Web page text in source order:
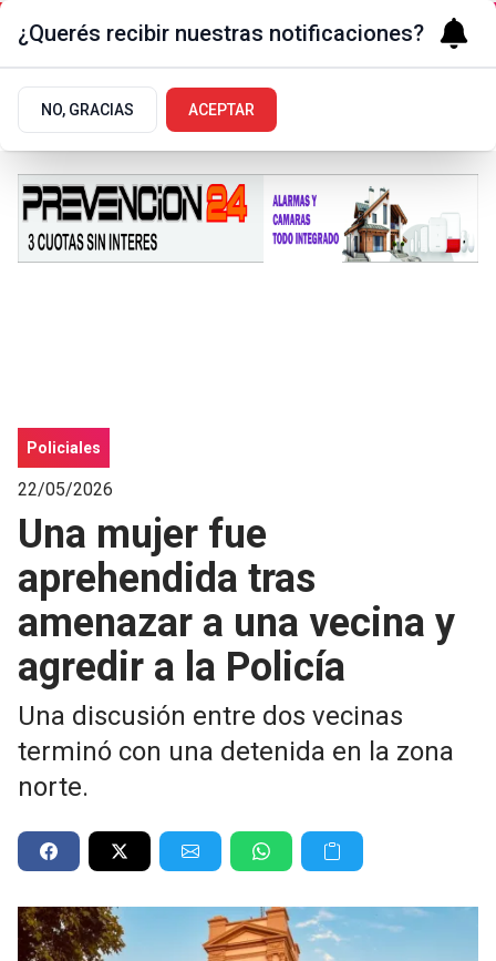
Policiales
22/05/2026
Una mujer fue
aprehendida tras
amenazar a una vecina y
agredir a la Policía
Una discusión entre dos vecinas
terminó con una detenida en la zona
norte.
¿Querés recibir nuestras notificaciones?
NO, GRACIAS ACEPTAR